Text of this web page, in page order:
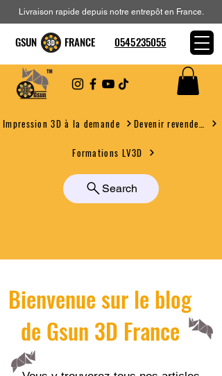
Impression 3D à la demande
Formations LV3D
Search
Livraison rapide depuis notre entrepôt en France.
GSUN FRANCE 0545235055
Bienvenue sur le blog
de Gsun 3D France